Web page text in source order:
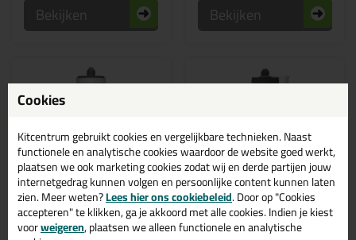
Bekijken Bekijken
Actiecode: bouwvak10
09
✔ Duurzame keuze
95
Cookies
Kitcentrum gebruikt cookies en vergelijkbare technieken. Naast
functionele en analytische cookies waardoor de website goed werkt,
plaatsen we ook marketing cookies zodat wij en derde partijen jouw
internetgedrag kunnen volgen en persoonlijke content kunnen laten
zien. Meer weten?Lees hier ons cookiebeleid. Door op "Cookies
accepteren" te klikken, ga je akkoord met alle cookies. Indien je kiest
voorweigeren, plaatsen we alleen functionele en analytische